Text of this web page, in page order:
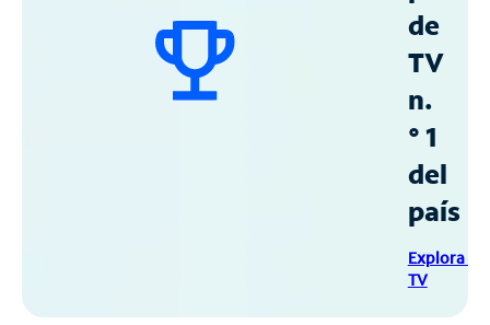
de
TV
n.
° 1
del
país
Explora
TV